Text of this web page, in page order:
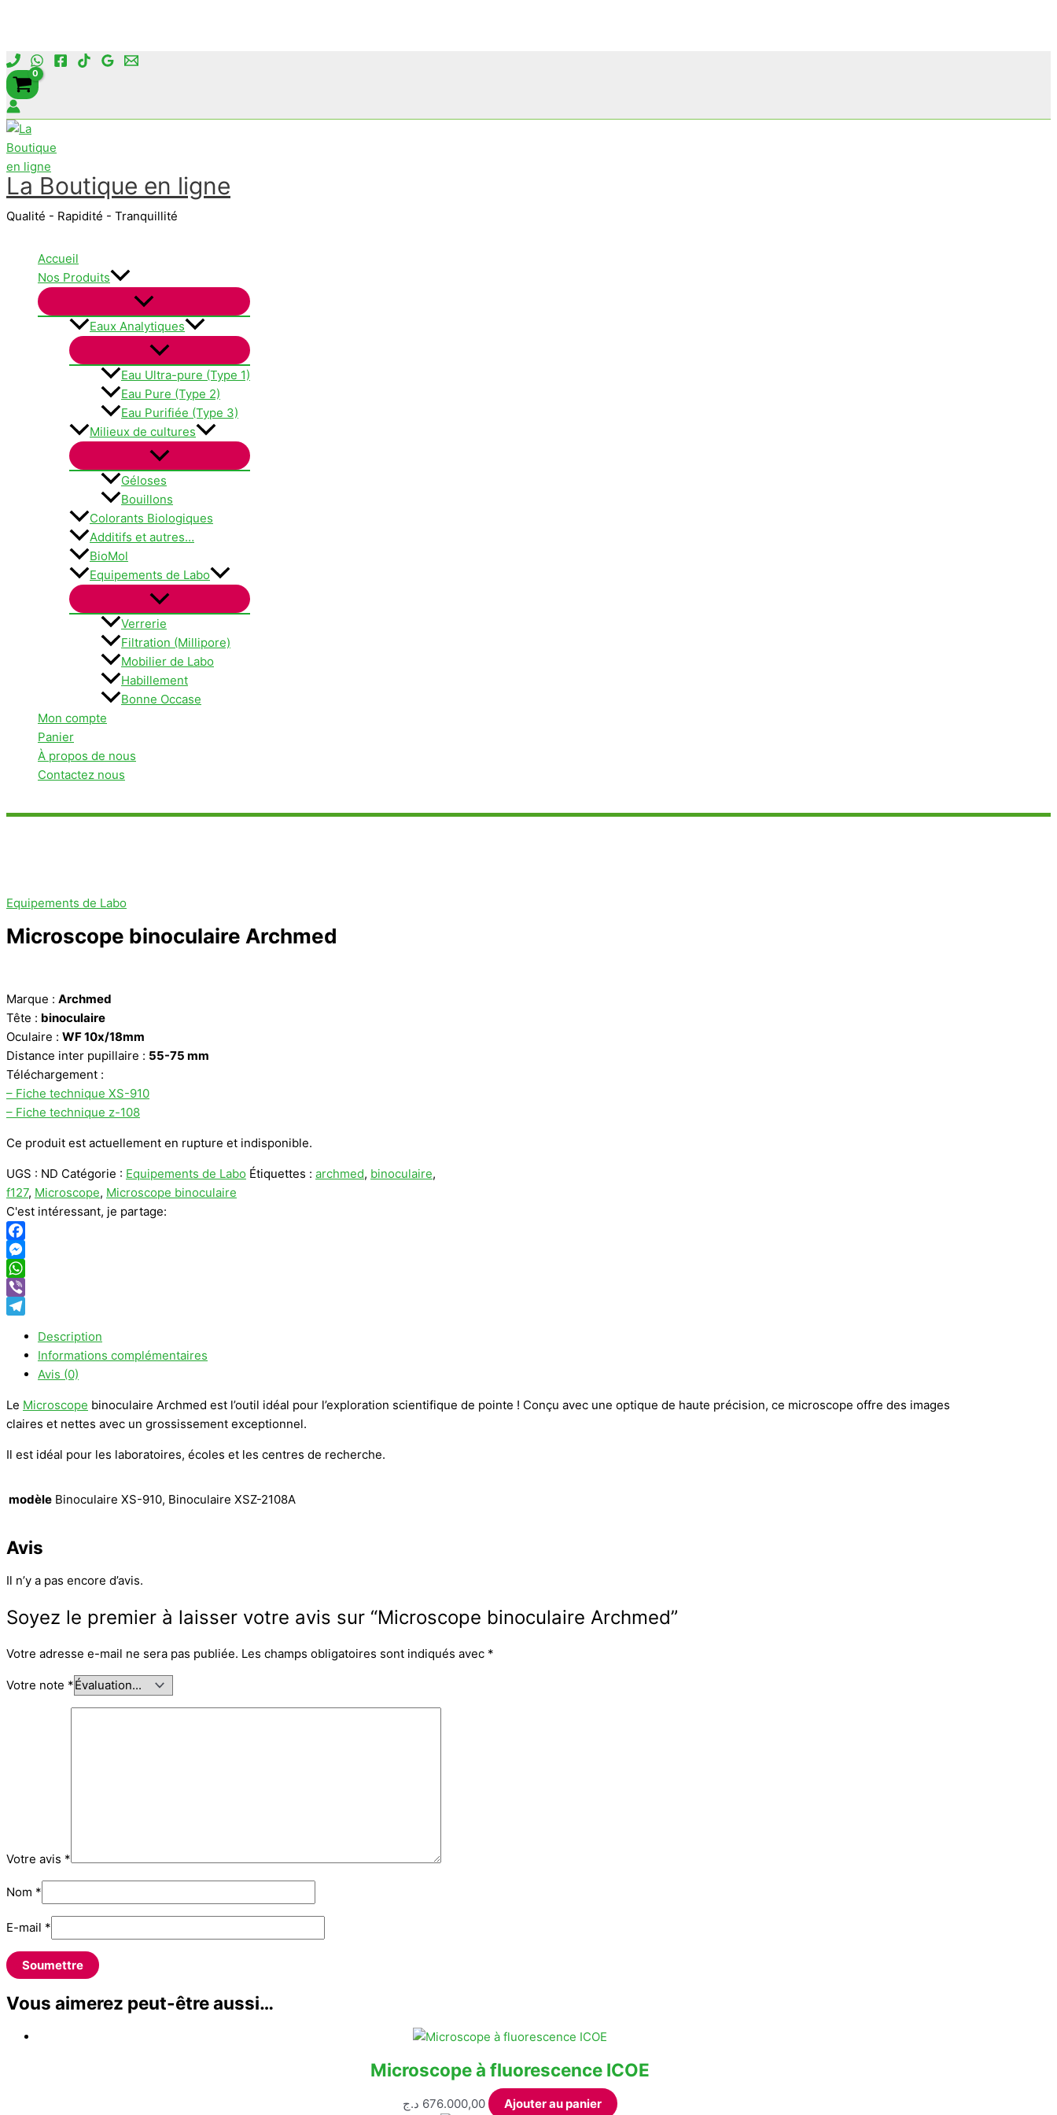
Aller
au
contenu
La Boutique en ligne
Qualité - Rapidité - Tranquillité
Accueil
Nos Produits
Eaux Analytiques
Eau Ultra-pure (Type 1)
Eau Pure (Type 2)
Eau Purifiée (Type 3)
Milieux de cultures
Géloses
Bouillons
Colorants Biologiques
Additifs et autres…
BioMol
Equipements de Labo
Verrerie
Filtration (Millipore)
Mobilier de Labo
Habillement
Bonne Occase
Mon compte
Panier
À propos de nous
Contactez nous
Equipements de Labo
Microscope binoculaire Archmed
Marque : Archmed
Tête : binoculaire
Oculaire : WF 10x/18mm
Distance inter pupillaire : 55-75 mm
Téléchargement :
– Fiche technique XS-910
– Fiche technique z-108
Ce produit est actuellement en rupture et indisponible.
UGS : ND Catégorie : Equipements de Labo Étiquettes : archmed, binoculaire,
f127, Microscope, Microscope binoculaire
C'est intéressant, je partage:
Facebook
Messenger
WhatsApp
Viber
Description
Informations complémentaires
Avis (0)
Le Microscope binoculaire Archmed est l’outil idéal pour l’exploration scientifique de pointe ! Conçu avec une optique de haute précision, ce microscope offre des images
claires et nettes avec un grossissement exceptionnel.
Il est idéal pour les laboratoires, écoles et les centres de recherche.
modèle Binoculaire XS-910, Binoculaire XSZ-2108A
Avis
Il n’y a pas encore d’avis.
Soyez le premier à laisser votre avis sur “Microscope binoculaire Archmed”
Votre adresse e-mail ne sera pas publiée. Les champs obligatoires sont indiqués avec *
Votre note *
Votre avis *
Nom *
E-mail *
Vous aimerez peut-être aussi…
Microscope à fluorescence ICOE
676.000,00 د.ج Ajouter au panier